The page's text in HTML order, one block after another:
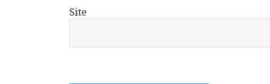
Site